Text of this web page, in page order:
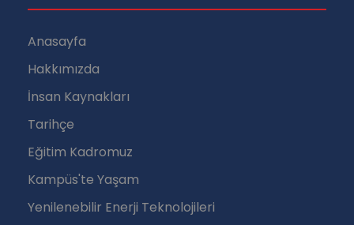
Anasayfa
Hakkımızda
İnsan Kaynakları
Tarihçe
Eğitim Kadromuz
Kampüs'te Yaşam
Yenilenebilir Enerji Teknolojileri